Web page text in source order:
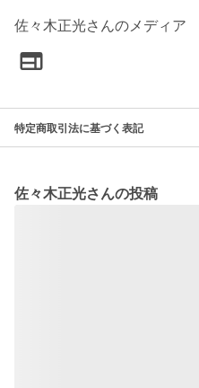
佐々木正光さんのメディア
特定商取引法に基づく表記
佐々木正光さんの投稿